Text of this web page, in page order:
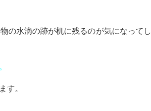
の水滴の跡が机に残るのが気になってし
す。